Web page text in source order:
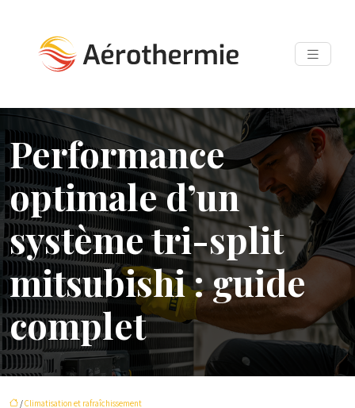
Performance
optimale d’un
système tri-split
mitsubishi : guide
complet
/Climatisation et rafraîchissement